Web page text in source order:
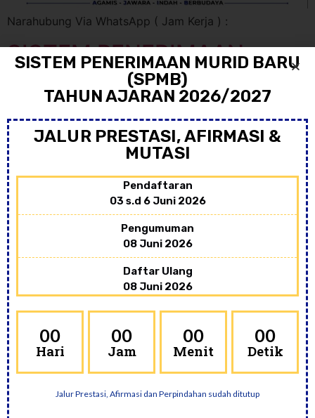
Narahubung Via WhatsApp ( Jam Kerja ) :
SISTEM PENERIMAAN
MURID BARU (SPMB)
2025/2026
Narahubung Via WhatsApp ( Jam Kerja ) :
PENERIMAAN PESERTA
DIDIK BARU (PPDB) 2024-
2025
SISTEM PENERIMAAN MURID BARU
(SPMB)
TAHUN AJARAN 2026/2027
JALUR PRESTASI, AFIRMASI &
MUTASI
Pendaftaran
03 s.d 6 Juni 2026
Pengumuman
08 Juni 2026
Daftar Ulang
08 Juni 2026
00
Hari
00
Jam
00
Menit
00
Detik
Jalur Prestasi, Afirmasi dan Perpindahan sudah ditutup